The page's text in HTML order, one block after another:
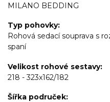
MILANO BEDDING
Typ pohovky
Rohová sedací souprava s
spaní
Velikost rohové sestavy
218 - 323x162/182
Šířka područek